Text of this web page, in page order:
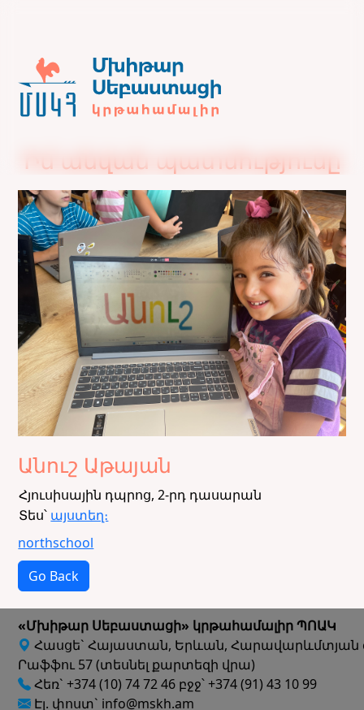
Իմ անվան պատմությունը
Անուշ Աթայան
Հյուսիսային դպրոց, 2-րդ դասարան
Տես՝ այստեղ։
northschool
Go Back
«Մխիթար Սեբաստացի» կրթահամալիր ՊՈԱԿ
Հասցե` Հայաստան, Երևան, Հարավարևմտյան
Րաֆֆու 57 (տեսնել քարտեզի վրա)
Հեռ` +374 (10) 74 72 46 բջջ՝ +374 (91) 43 10 99
Էլ. փոստ` info@mskh.am